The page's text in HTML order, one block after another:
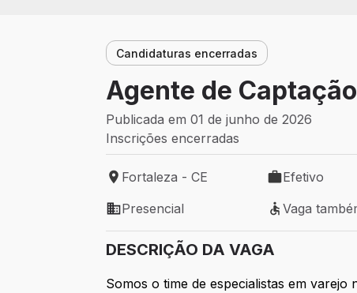
Candidaturas encerradas
Agente de
Publicada em 01 de junho de 2026
Inscrições encerradas
Local de trabalho: Fortaleza - CE
Fortaleza - CE
Tipo de vaga:
Efetivo
Modelo de trabalho: Presencial
Presencial
Vaga também
Vaga
DESCRIÇÃO DA VAGA
Somos o time de especialistas em